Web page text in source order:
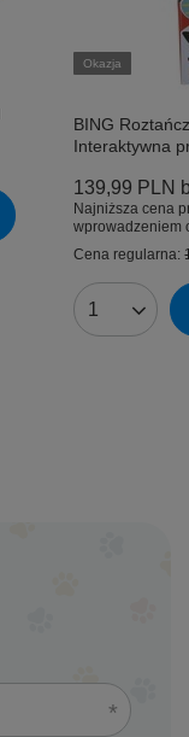
Okazja
BING
Interaktywna
139,99 PLN
Najniższa cena
wprowadzeniem
Cena regularna:
Ilość